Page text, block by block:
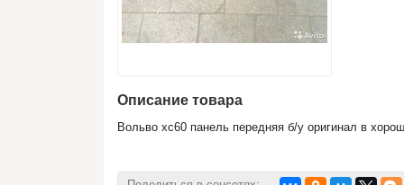
Описание товара
Вольво хс60 панель передняя б/у оригинал в